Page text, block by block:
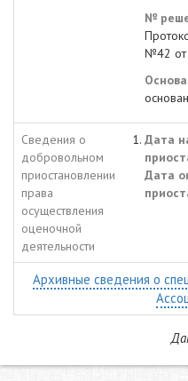
№
№42 от
Сведения о
добровольном
приостановлении
права
осуществления
оценочной
деятельности
Дата
Дата
Архивные сведения о